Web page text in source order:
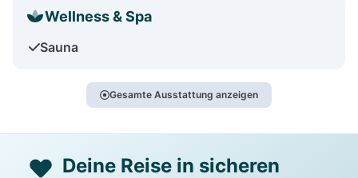
Wellness & Spa
Sauna
Gesamte Ausstattung anzeigen
Deine Reise in sicheren